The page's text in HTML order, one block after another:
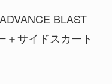
BLAST
＋サイドスカート